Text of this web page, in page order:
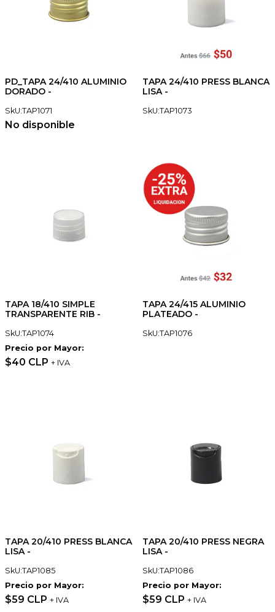
PD_TAPA 24/410 ALUMINIO
DORADO -
SkU:TAP1071
No disponible
TAPA 24/410 PRESS BLANCA
LISA -
SkU:TAP1073
TAPA 18/410 SIMPLE
TRANSPARENTE RIB -
SkU:TAP1074
Precio por Mayor:
$40 CLP + IVA
TAPA 24/415 ALUMINIO
PLATEADO -
SkU:TAP1076
TAPA 20/410 PRESS BLANCA
LISA -
SkU:TAP1085
Precio por Mayor:
$59 CLP + IVA
TAPA 20/410 PRESS NEGRA
LISA -
SkU:TAP1086
Precio por Mayor:
$59 CLP + IVA